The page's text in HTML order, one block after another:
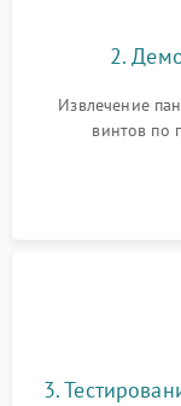
2.
Извлечение
винтов по
сенсорного
3.